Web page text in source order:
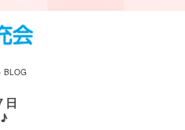
BLOG
日